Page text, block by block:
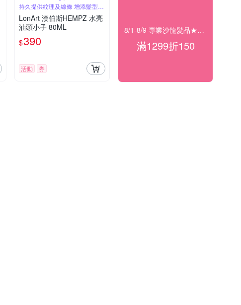
持久提供紋理及線條 增添髮型亮
澤感
LonArt 漢伯斯HEMPZ 水亮
油頭小子 80ML
$390
活動 券
8/1-8/9 專業沙龍髮品★滿1299折150
滿1299折150